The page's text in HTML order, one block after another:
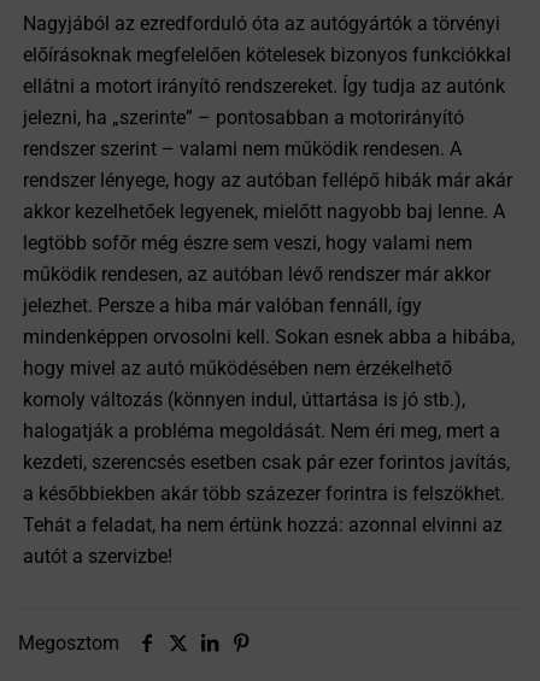
Nagyjából az ezredforduló óta az autógyártók a törvényi
előírásoknak megfelelően kötelesek bizonyos funkciókkal
ellátni a motort irányító rendszereket. Így tudja az autónk
jelezni, ha „szerinte” – pontosabban a motorirányító
rendszer szerint – valami nem működik rendesen. A
rendszer lényege, hogy az autóban fellépő hibák már akár
akkor kezelhetőek legyenek, mielőtt nagyobb baj lenne. A
legtöbb sofőr még észre sem veszi, hogy valami nem
működik rendesen, az autóban lévő rendszer már akkor
jelezhet. Persze a hiba már valóban fennáll, így
mindenképpen orvosolni kell. Sokan esnek abba a hibába,
hogy mivel az autó működésében nem érzékelhető
komoly változás (könnyen indul, úttartása is jó stb.),
halogatják a probléma megoldását. Nem éri meg, mert a
kezdeti, szerencsés esetben csak pár ezer forintos javítás,
a későbbiekben akár több százezer forintra is felszökhet.
Tehát a feladat, ha nem értünk hozzá: azonnal elvinni az
autót a szervizbe!
Megosztom